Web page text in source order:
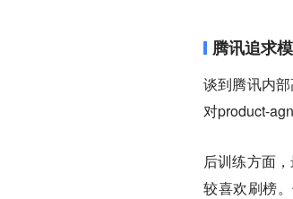
腾讯追求
谈到腾讯内
对product-
后训练方面
较喜欢刷榜